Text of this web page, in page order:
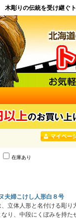
木彫りの伝統を受け継ぐ
在庫あり
夫婦こけし人形白８号
、立体人形と名付ける彫
り、中段にくぼみを持た